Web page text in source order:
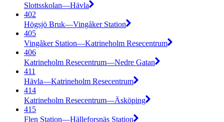
Slottsskolan—Hävla
402
Högsjö Bruk—Vingåker Station
405
Vingåker Station—Katrineholm Resecentrum
406
Katrineholm Resecentrum—Nedre Gatan
411
Hävla—Katrineholm Resecentrum
414
Katrineholm Resecentrum—Äsköping
415
Flen Station—Hälleforsnäs Station